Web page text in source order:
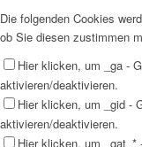
Die folgenden Cookies
ob Sie diesen zustimmen
Hier klicken, um _ga -
aktivieren/deaktivieren.
Hier klicken, um _gid -
aktivieren/deaktivieren.
Hier klicken, um